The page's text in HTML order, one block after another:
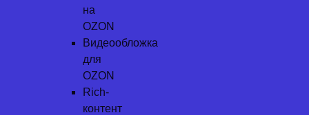
на
OZON
Видеообложка
для
OZON
Rich-
контент